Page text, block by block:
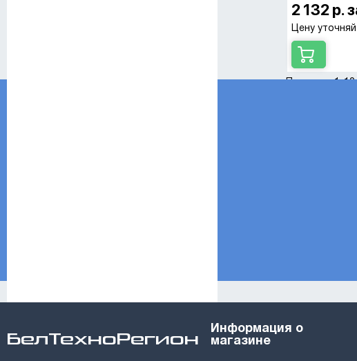
2 132 р.
Цену
Показано 1-10
БелТехноРегион
Информация о
магазине